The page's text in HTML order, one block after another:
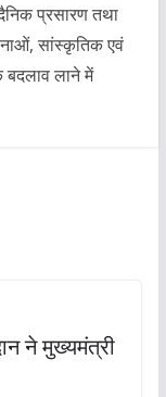
प्रसारण तथा
सांस्कृतिक एवं
बदलाव लाने में
ने मुख्यमंत्री